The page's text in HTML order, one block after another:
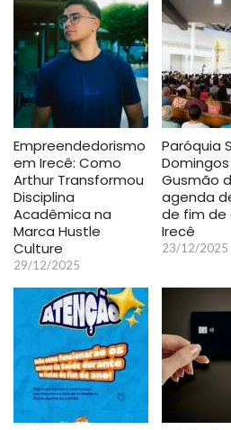
Empreendedorismo
em Irecê: Como
Arthur Transformou
Disciplina
Acadêmica na
Marca Hustle
Culture
29/12/2025
Paróquia
Gusmão
agenda
de fim de
Irecê
23/12/2025